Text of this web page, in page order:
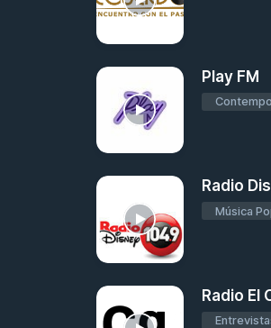
Play FM
Radio
Música
Radio El